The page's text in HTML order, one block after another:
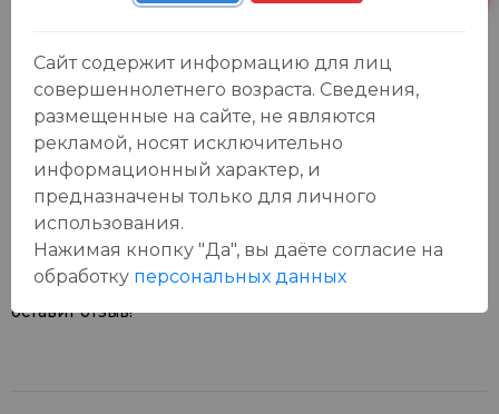
Отзывы:
Оставить отзыв
У данного товара еще нет отзывов, будьте первым, кто
оставит отзыв!
Сайт содержит информацию для лиц
совершеннолетнего возраста. Сведения,
размещенные на сайте, не являются
рекламой, носят исключительно
информационный характер, и
предназначены только для личного
использования.
Нажимая кнопку "Да", вы даёте cогласие на
обработку персональных данных